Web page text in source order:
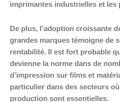
imprimantes industrielles et les
De plus, l’adoption croissante
grandes marques témoigne de
rentabilité. Il est fort probable
devienne la norme dans de
d’impression sur films et
particulier dans des secteurs
production sont essentielles.